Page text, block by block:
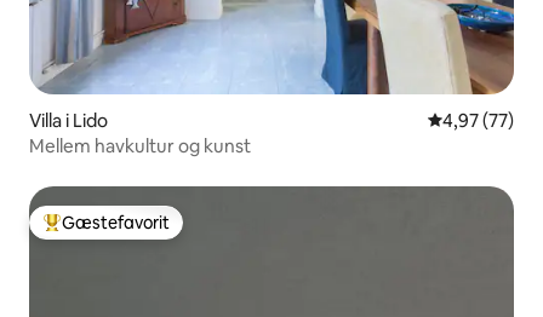
Villa i Lido 4,97 ud af 5 i
4,97 (77)
Mellem havkultur og kunst
Bedste gæstefavorit
Gæstefavorit